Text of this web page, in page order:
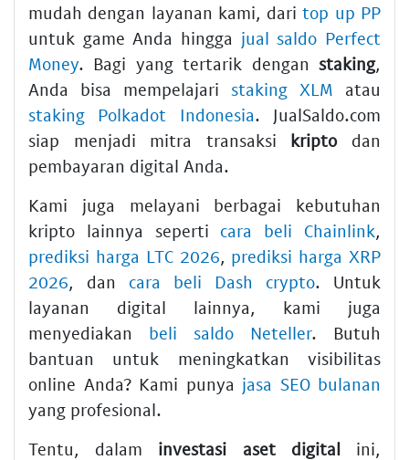
mudah dengan layanan kami, daritop up PP
untuk game Anda hingga jual saldo Perfect
Money. Bagi yang tertarik dengan staking,
Anda bisa mempelajari staking XLM atau
staking Polkadot Indonesia. JualSaldo.com
siap menjadi mitra transaksi kriptodan
pembayaran digital Anda.
Kami juga melayani berbagai kebutuhan
kripto lainnya seperti cara beli Chainlink
prediksi harga LTC 2026
prediksi harga XRP
2026 , dan cara beli Dash crypto. Untuk
layanan digital lainnya, kami juga
menyediakan beli saldo Neteller. Butuh
bantuan untuk meningkatkan visibilitas
online Anda? Kami punya jasa SEO bulanan
yang profesional.
Tentu, dalam investasi aset digitalini,